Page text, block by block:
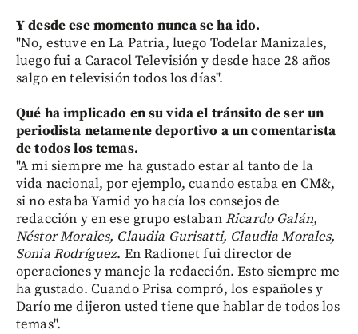
Y desde ese momento nunca se ha ido.
"No, estuve en La Patria, luego Todelar Manizales,
luego fui a Caracol Televisión y desde hace 28 años
salgo en televisión todos los días".
Qué ha implicado en su vida el tránsito de ser un
periodista netamentedeportivo a un comentarista
de todos los temas.
"A mi siempre me ha gustado estar al tanto de la
vida nacional, por ejemplo, cuando estaba en CM&,
si no estaba Yamid yo hacía los consejos de
redacción y en ese grupo estabanRicardo Galán,
Néstor Morales, Claudia Gurisatti, Claudia Morales,
Sonia Rodríguez. En Radionet fui director de
operaciones y maneje la redacción. Esto siempre me
ha gustado. Cuando Prisa compró, los españoles y
Darío me dijeron usted tiene que hablar de todos los
temas".